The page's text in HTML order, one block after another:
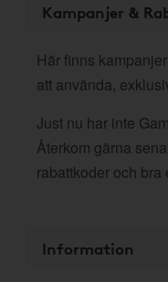
Kampanjer &
Här finns
att använda,
Just nu har inte
Återkom gärna
rabattkoder och bra
Information